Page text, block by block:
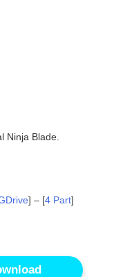
Ninja Blade.
] – [4 Part]